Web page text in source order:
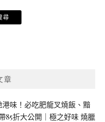
章
港味！必吃肥龍叉燒飯、黯
85折大公開｜極之好味 燒臘